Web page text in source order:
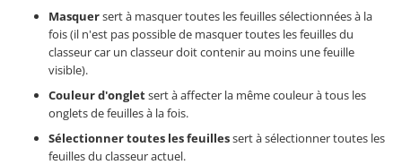
Masquersert à masquer toutes les feuilles sélectionnées à la
fois (il n'est pas possible de masquer toutes les feuilles du
classeur car un classeur doit contenir au moins une feuille
visible).
Couleur d'ongletsert à affecter la même couleur à tous les
onglets de feuilles à la fois.
Sélectionner toutes les feuillessert à sélectionner toutes les
feuilles du classeur actuel.